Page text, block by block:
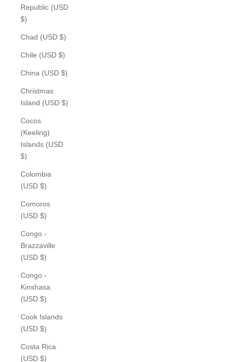
Republic (USD
$)
Chad (USD $)
Chile (USD $)
China (USD $)
Christmas
Island (USD $)
Cocos
(Keeling)
Islands (USD
$)
Colombia
(USD $)
Comoros
(USD $)
Congo -
Brazzaville
(USD $)
Congo -
Kinshasa
(USD $)
Cook Islands
(USD $)
Costa Rica
(USD $)